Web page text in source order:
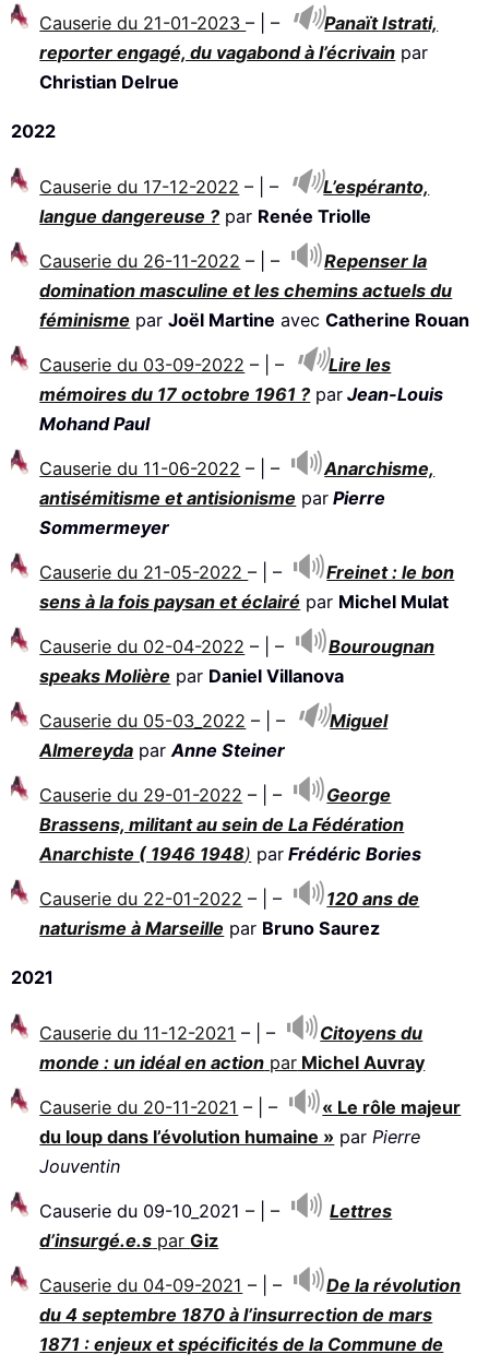
Causerie du 21-01-2023– | –
Panaït Istrati,
reporter engagé, du vagabond à l’écrivain par
Christian Delrue
2022
Causerie du 17-12-2022 – | –
L’espéranto,
langue dangereuse ? par Renée Triolle
Causerie du 26-11-2022 – | –
Repenser la
domination masculine et les chemins actuels du
féminisme parJoël Martine avecCatherine Rouan
Causerie du 03-09-2022 – | –
Lire les
mémoires du 17 octobre 1961 ? par Jean-Louis
Mohand Paul
Causerie du 11-06-2022 – | –
Anarchisme,
antisémitisme et antisionisme par Pierre
Sommermeyer
Causerie du 21-05-2022– | –
Freinet : le bon
sens à la fois paysan et éclairé par Michel Mulat
Causerie du 02-04-2022 – | –
Bourougnan
speaks Molière par Daniel Villanova
Causerie du 05-03_2022 – | –
Miguel
Almereyda parAnne Steiner
Causerie du 29-01-2022 – | –
George
Brassens, militant au sein de La Fédération
Anarchiste ( 1946 1948) par Frédéric Bories
Causerie du 22-01-2022 – | –
120 ans de
naturisme à Marseille par Bruno Saurez
2021
Causerie du 11-12-2021 – | –
Citoyens du
monde : un idéal en action par Michel Auvray
Causerie du 20-11-2021 – | –
« Le rôle majeur
du loup dans l’évolution humaine » par Pierre
Jouventin
Causerie du 09-10_2021 – | –
Lettres
d’insurgé.e.s parGiz
Causerie du 04-09-2021 – | –
De la révolution
du 4 septembre 1870 à l’insurrection de mars
1871 : enjeux et spécificités de la Commune de